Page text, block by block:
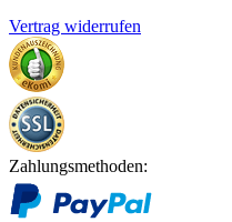
Vertrag widerrufen
Zahlungsmethoden: